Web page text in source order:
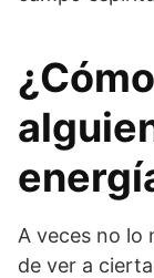
A veces no lo
de ver a